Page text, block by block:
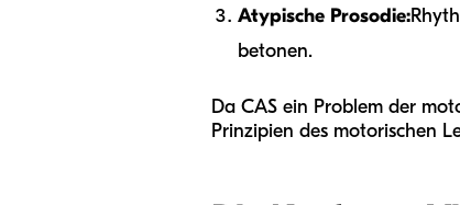
Atypische Prosodie:
betonen.
Da CAS ein Problem der
Prinzipien des motorischen